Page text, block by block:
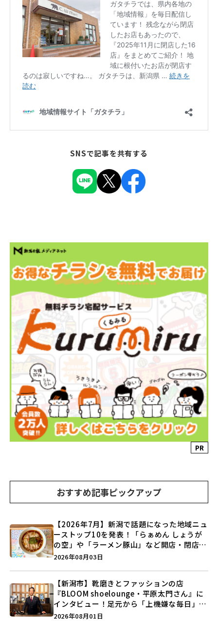
SNSで記事を共有する
PR
おすすめ記事ピックアップ
【2026年7月】新潟で話題になった地域ニュ
ーストップ10を発表！「らぁめん しょうが
の空」や「ラーメン豚山」など開店・閉店の
注目記事をランキングでご紹介♪
2026年08月03日
【新潟市】靴磨きとファッションの店
『BLOOM shoelounge・平原太門さん』に
インタビュー！足元から「上機嫌な毎日」を
つくる装いの提案とは？
2026年08月01日